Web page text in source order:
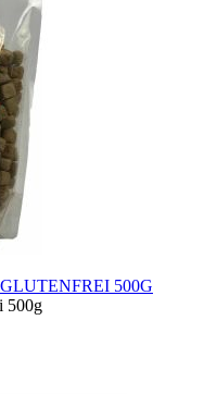
500G
500g